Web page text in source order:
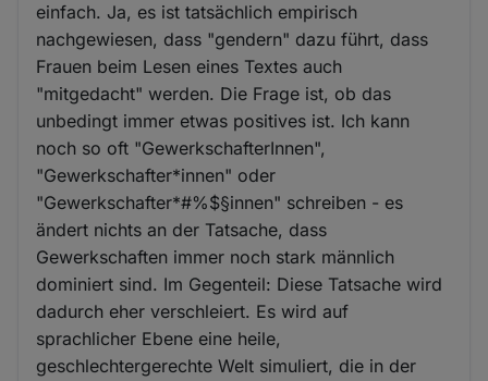
einfach. Ja, es ist tatsächlich empirisch
nachgewiesen, dass "gendern" dazu führt, dass
Frauen beim Lesen eines Textes auch
"mitgedacht" werden. Die Frage ist, ob das
unbedingt immer etwas positives ist. Ich kann
noch so oft "GewerkschafterInnen",
"Gewerkschafter*innen" oder
"Gewerkschafter*#%$§innen" schreiben - es
ändert nichts an der Tatsache, dass
Gewerkschaften immer noch stark männlich
dominiert sind. Im Gegenteil: Diese Tatsache wird
dadurch eher verschleiert. Es wird auf
sprachlicher Ebene eine heile,
geschlechtergerechte Welt simuliert, die in der